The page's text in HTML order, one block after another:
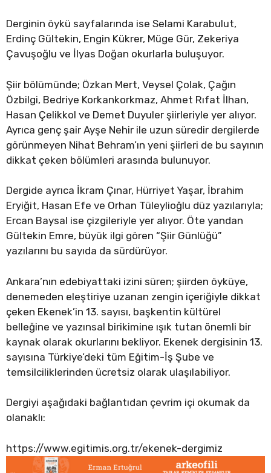
Derginin öykü sayfalarında ise Selami Karabulut,
Erdinç Gültekin, Engin Kükrer, Müge Gür, Zekeriya
Çavuşoğlu ve İlyas Doğan okurlarla buluşuyor.
Şiir bölümünde; Özkan Mert, Veysel Çolak, Çağın
Özbilgi, Bedriye Korkankorkmaz, Ahmet Rıfat İlhan,
Hasan Çelikkol ve Demet Duyuler şiirleriyle yer alıyor.
Ayrıca genç şair Ayşe Nehir ile uzun süredir dergilerde
görünmeyen Nihat Behram’ın yeni şiirleri de bu sayının
dikkat çeken bölümleri arasında bulunuyor.
Dergide ayrıca İkram Çınar, Hürriyet Yaşar, İbrahim
Eryiğit, Hasan Efe ve Orhan Tüleylioğlu düz yazılarıyla;
Ercan Baysal ise çizgileriyle yer alıyor. Öte yandan
Gültekin Emre, büyük ilgi gören “Şiir Günlüğü”
yazılarını bu sayıda da sürdürüyor.
Ankara’nın edebiyattaki izini süren; şiirden öyküye,
denemeden eleştiriye uzanan zengin içeriğiyle dikkat
çeken Ekenek’in 13. sayısı, başkentin kültürel
belleğine ve yazınsal birikimine ışık tutan önemli bir
kaynak olarak okurlarını bekliyor. Ekenek dergisinin 13.
sayısına Türkiye’deki tüm Eğitim-İş Şube ve
temsilciliklerinden ücretsiz olarak ulaşılabiliyor.
Dergiyi aşağıdaki bağlantıdan çevrim içi okumak da
olanaklı:
https://www.egitimis.org.tr/ekenek-dergimiz